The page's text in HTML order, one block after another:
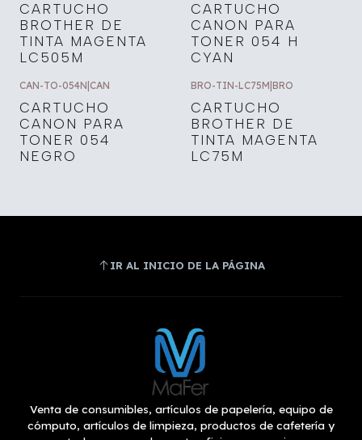
CARTUCHO
BROTHER DE
TINTA MAGENTA
LC505M
CARTUCHO
CANON PARA
TONER 054 H
CYAN
CAN-TO-054N CAN
CARTUCHO
CANON PARA
TONER 054
NEGRO
BRO-TIN-LC75M BRO
CARTUCHO
BROTHER DE
TINTA MAGENTA
LC75M
IR AL INICIO DE LA PÁGINA
Venta de consumibles, artículos de papelería, equipo de
cómputo, artículos de limpieza, productos de cafetería y